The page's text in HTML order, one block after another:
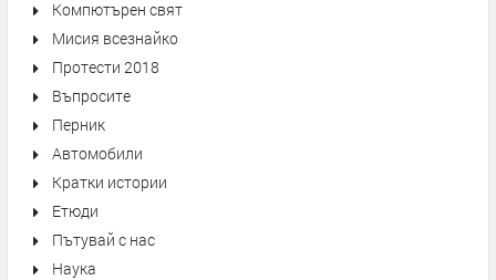
Компютърен свят
Мисия всезнайко
Протести 2018
Въпросите
Перник
Автомобили
Кратки истории
Етюди
Пътувай с нас
Наука